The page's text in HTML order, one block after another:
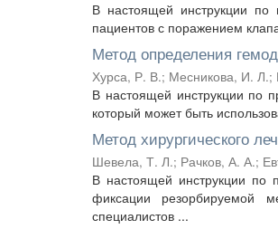
В настоящей инструкции по
пациентов с поражением
Метод определения
Хурса, Р. В.; Месникова, И. Л.;
В настоящей инструкции по
который может быть
Метод хирургического
Шевела, Т. Л.; Рачков, А. А.;
В настоящей инструкции по
фиксации резорбируемой
специалистов ...